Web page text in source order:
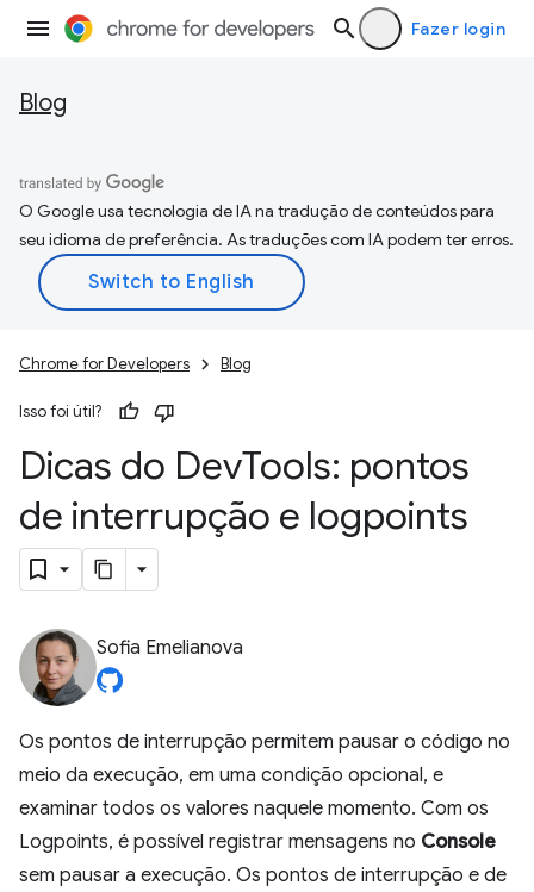
Fazer login
Blog
O Google usa tecnologia de IA na tradução de conteúdos para
seu idioma de preferência. As traduções com IA podem ter erros.
Chrome for Developers Blog
Isso foi útil?
Dicas do DevTools: pontos
de interrupção e logpoints
Sofia Emelianova
Os pontos de interrupção permitem pausar o código no
meio da execução, em uma condição opcional, e
examinar todos os valores naquele momento. Com os
Logpoints, é possível registrar mensagens no Console
sem pausar a execução. Os pontos de interrupção e de